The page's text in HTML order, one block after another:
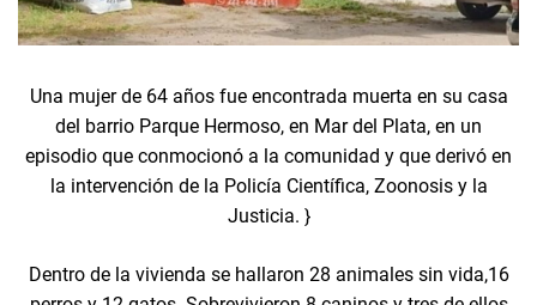
Una mujer de 64 años fue encontrada muerta en su casa
del barrio Parque Hermoso, en Mar del Plata, en un
episodio que conmocionó a la comunidad y que derivó en
la intervención de la Policía Científica, Zoonosis y la
Justicia. }
Dentro de la vivienda se hallaron 28 animales sin vida,16